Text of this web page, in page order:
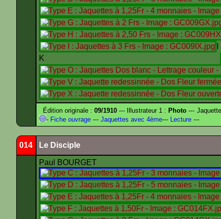
K
Édition originale :09/1910 --- Illustrateur 1 : Photo ---
- Fiche ouvrage --- Jaquettes avec 4ème--- Lecture ---
014 Le Disciple
Paul BOURGET